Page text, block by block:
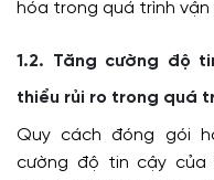
hóa trong quá trình vận
1.2. Tăng cường độ
thiểu rủi ro trong quá
Quy cách đóng gói
cường độ tin cậy của